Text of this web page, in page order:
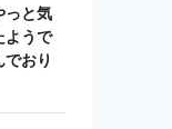
っと気
ようで
おり